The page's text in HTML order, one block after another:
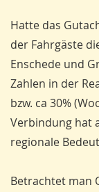
Hatte das
der Fahrgäste
Enschede und
Zahlen in der
bzw. ca 30%
Verbindung hat
regionale
Betrachtet man